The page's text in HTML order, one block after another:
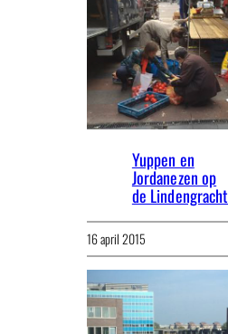
Yuppen en
Jordanezen op
de Lindengracht
16 april 2015